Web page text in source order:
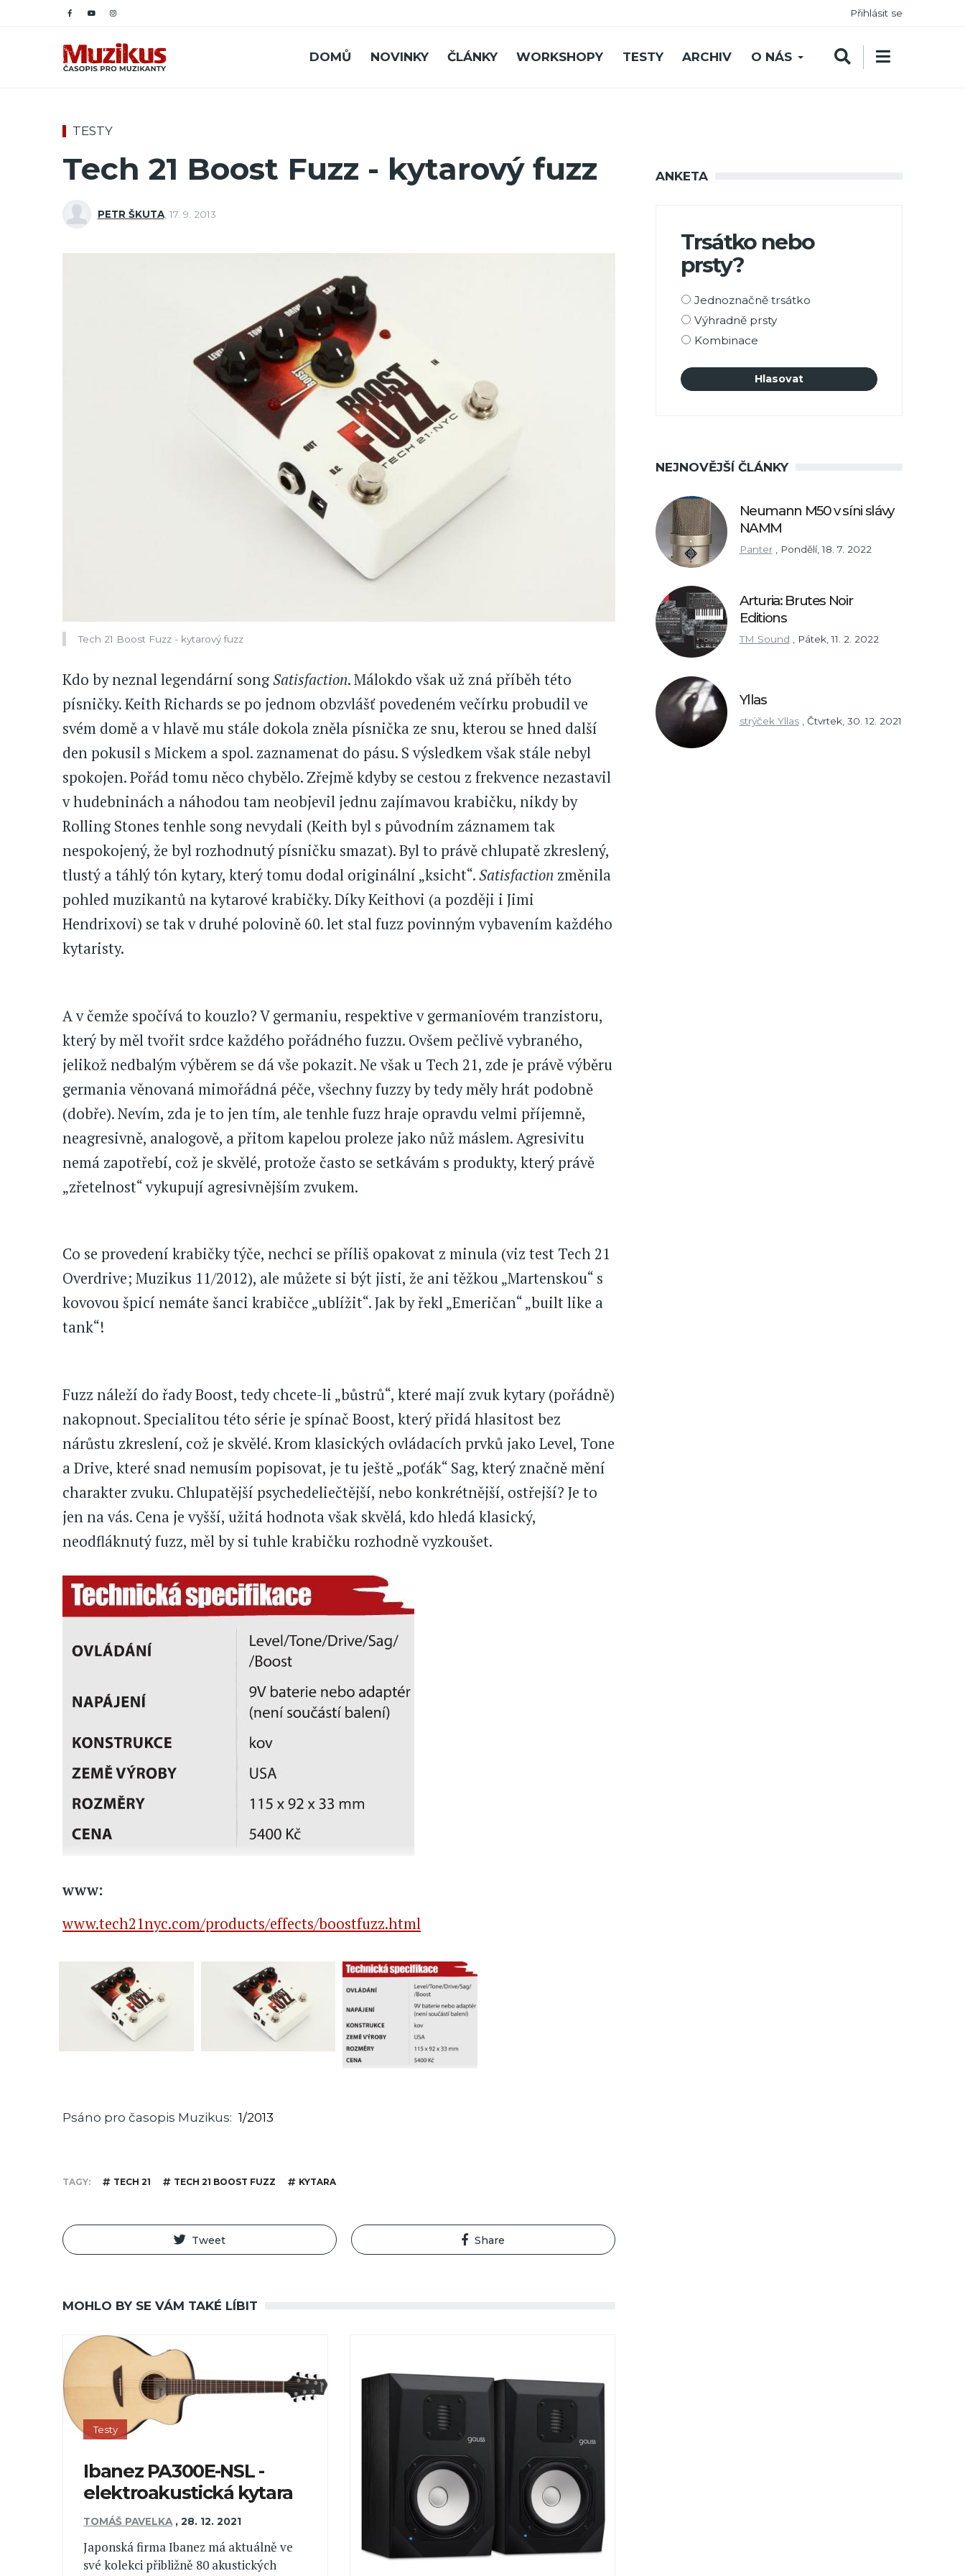
Přihlásit se
DOMŮ NOVINKY ČLÁNKY WORKSHOPY TESTY ARCHIV O NÁS
TESTY
Tech 21 Boost Fuzz - kytarový fuzz
PETR ŠKUTA, 17. 9. 2013
Tech 21 Boost Fuzz - kytarový fuzz
Kdo by neznal legendární songSatisfaction. Málokdo však už zná příběh této
písničky. Keith Richards se po jednom obzvlášť povedeném večírku probudil ve
svém domě a v hlavě mu stále dokola zněla písnička ze snu, kterou se hned další
den pokusil s Mickem a spol. zaznamenat do pásu. S výsledkem však stále nebyl
spokojen. Pořád tomu něco chybělo. Zřejmě kdyby se cestou z frekvence nezastavil
v hudebninách a náhodou tam neobjevil jednu zajímavou krabičku, nikdy by
Rolling Stones tenhle song nevydali (Keith byl s původním záznamem tak
nespokojený, že byl rozhodnutý písničku smazat). Byl to právě chlupatě zkreslený,
tlustý a táhlý tón kytary, který tomu dodal originální „ksicht“.Satisfaction změnila
pohled muzikantů na kytarové krabičky. Díky Keithovi (a později i Jimi
Hendrixovi) se tak v druhé polovině 60. let stal fuzz povinným vybavením každého
kytaristy.
A v čemže spočívá to kouzlo? V germaniu, respektive v germaniovém tranzistoru,
který by měl tvořit srdce každého pořádného fuzzu. Ovšem pečlivě vybraného,
jelikož nedbalým výběrem se dá vše pokazit. Ne však u Tech 21, zde je právě výběru
germania věnovaná mimořádná péče, všechny fuzzy by tedy měly hrát podobně
(dobře). Nevím, zda je to jen tím, ale tenhle fuzz hraje opravdu velmi příjemně,
neagresivně, analogově, a přitom kapelou proleze jako nůž máslem. Agresivitu
nemá zapotřebí, což je skvělé, protože často se setkávám s produkty, který právě
„zřetelnost“ vykupují agresivnějším zvukem.
Co se provedení krabičky týče, nechci se příliš opakovat z minula (viz test Tech 21
Overdrive; Muzikus 11/2012), ale můžete si být jisti, že ani těžkou „Martenskou“ s
kovovou špicí nemáte šanci krabičce „ublížit“. Jak by řekl „Emeričan“ „built like a
tank“!
Fuzz náleží do řady Boost, tedy chcete-li „bůstrů“, které mají zvuk kytary (pořádně)
nakopnout. Specialitou této série je spínač Boost, který přidá hlasitost bez
nárůstu zkreslení, což je skvělé. Krom klasických ovládacích prvků jako Level, Tone
a Drive, které snad nemusím popisovat, je tu ještě „poťák“ Sag, který značně mění
charakter zvuku. Chlupatější psychedeliečtější, nebo konkrétnější, ostřejší? Je to
jen na vás. Cena je vyšší, užitá hodnota však skvělá, kdo hledá klasický,
neodfláknutý fuzz, měl by si tuhle krabičku rozhodně vyzkoušet.
www:
www.tech21nyc.com/products/effects/boostfuzz.html
Psáno pro časopis Muzikus 1/2013
TAGY TECH 21 TECH 21 BOOST FUZZ KYTARA
Tweet Share
MOHLO BY SE VÁM TAKÉ LÍBIT
Testy
Ibanez PA300E-NSL -
elektroakustická kytara
TOMÁŠ PAVELKA ,28. 12. 2021
Japonská firma Ibanez má aktuálně ve
své kolekci přibližně 80 akustických
ANKETA
Trsátko nebo
prsty?
Možnosti
výběru
Jednoznačně trsátko
Výhradně prsty
Kombinace
NEJNOVĚJŠÍ ČLÁNKY
Neumann M50 v síni slávy
NAMM
Panter Pondělí, 18. 7. 2022
Arturia: Brutes Noir
Editions
TM Sound , Pátek, 11. 2. 2022
Yllas
strýček Yllas Čtvrtek, 30. 12. 2021